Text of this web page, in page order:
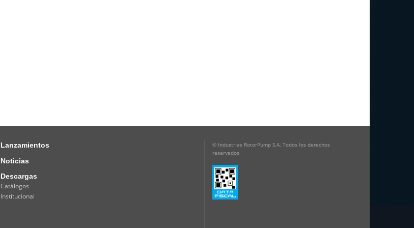
Lanzamientos
Noticias
Descargas
Catálogos
Institucional
© Industrias RotorPump S.A. Todos los derechos
reservados